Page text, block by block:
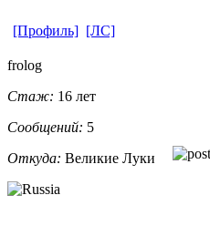
[Профиль] [ЛС]
frolog
Стаж: 16 лет
Сообщений: 5
Откуда: Великие Луки